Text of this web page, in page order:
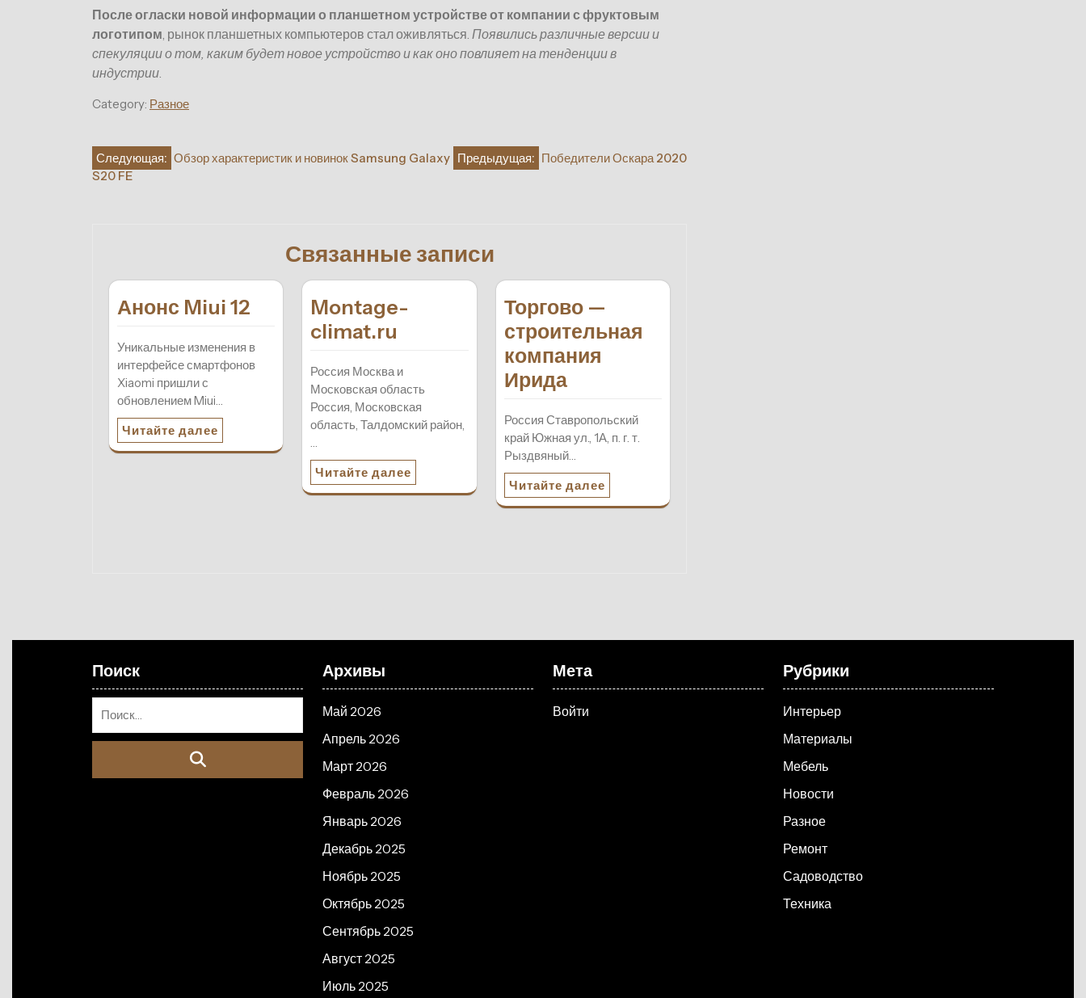
После огласки новой информации о планшетном устройстве от компании с фруктовым
логотипом, рынок планшетных компьютеров стал оживляться. Появились различные версии и
спекуляции о том, каким будет новое устройство и как оно повлияет на тенденции в
индустрии.
Category: Разное
Навигация
Предыдущая: Победители Оскара 2020
Следующая: Обзор характеристик и новинок Samsung Galaxy
S20 FE
Связанные записи
Анонс Miui 12
Уникальные изменения в
интерфейсе смартфонов
Xiaomi пришли с
обновлением Miui…
Читайте далее
Montage-
climat.ru
Россия Москва и
Московская область
Россия, Московская
область, Талдомский район,
…
Читайте далее
Торгово —
строительная
компания
Ирида
Россия Ставропольский
край Южная ул., 1А, п. г. т.
Рыздвяный…
Читайте далее
Поиск Архивы
Май 2026
Апрель 2026
Март 2026
Февраль 2026
Январь 2026
Декабрь 2025
Ноябрь 2025
Октябрь 2025
Сентябрь 2025
Август 2025
Июль 2025
Мета
Войти
Рубрики
Интерьер
Материалы
Мебель
Новости
Разное
Ремонт
Садоводство
Техника